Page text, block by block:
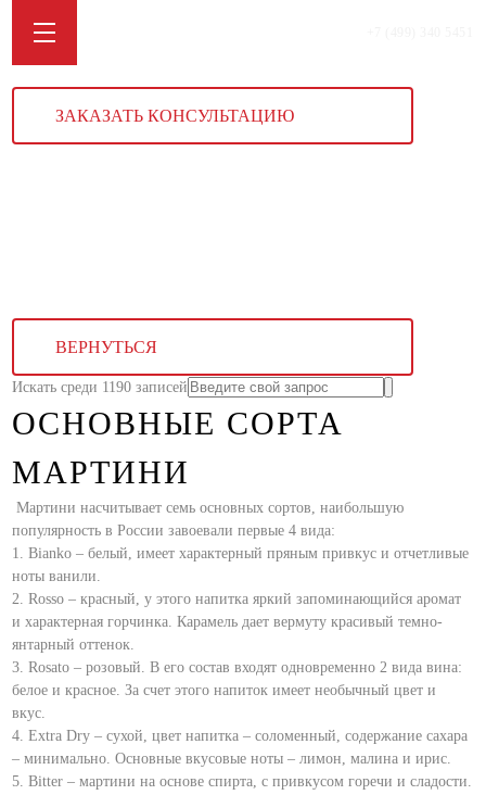
ЗАКАЗАТЬ КОНСУЛЬТАЦИЮ
ВЕРНУТЬСЯ
Искать среди 1190 записей
ОСНОВНЫЕ СОРТА
МАРТИНИ
Мартини насчитывает семь основных сортов, наибольшую
популярность в России завоевали первые 4 вида:
1. Bianko – белый, имеет характерный пряным привкус и отчетливые
ноты ванили.
2. Rosso – красный, у этого напитка яркий запоминающийся аромат
и характерная горчинка. Карамель дает вермуту красивый темно-
янтарный оттенок.
3. Rosato – розовый. В его состав входят одновременно 2 вида вина:
белое и красное. За счет этого напиток имеет необычный цвет и
вкус.­
4. Extra Dry – сухой, цвет напитка – соломенный, содержание сахара
– минимально. Основные вкусовые ноты – лимон, малина и ирис.­
5. Bitter – мартини на основе спирта, с привкусом горечи и сладости.